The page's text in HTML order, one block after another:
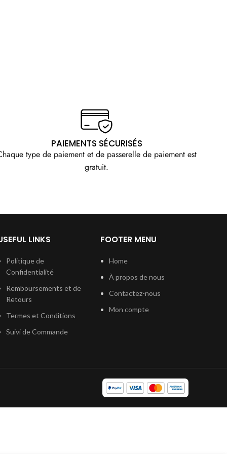
PAIEMENTS SÉCURISÉS
type de paiement et de passerelle de paiement est
gratuit.
LINKS
Politique de
Confidentialité
Remboursements et de
Retours
Termes et Conditions
Suivi de Commande
FOOTER MENU
Home
À propos de nous
Contactez-nous
Mon compte